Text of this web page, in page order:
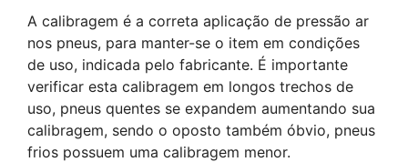
A calibragem é a correta aplicação de pressão ar
nos pneus, para manter-se o item em condições
de uso, indicada pelo fabricante. É importante
verificar esta calibragem em longos trechos de
uso, pneus quentes se expandem aumentando sua
calibragem, sendo o oposto também óbvio, pneus
frios possuem uma calibragem menor.